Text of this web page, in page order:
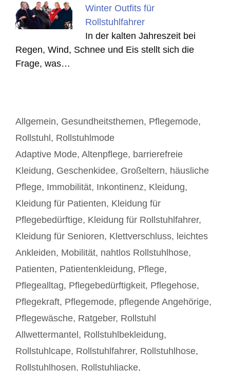
Winter Outfits für
Rollstuhlfahrer
In der kalten Jahreszeit bei
Regen, Wind, Schnee und Eis stellt sich die
Frage, was…
Kategorien
Allgemein, Gesundheitsthemen, Pflegemode,
Rollstuhl, Rollstuhlmode
Schlagwörter
Adaptive Mode, Altenpflege, barrierefreie
Kleidung, Geschenkidee, Großeltern, häusliche
Pflege, Immobilität, Inkontinenz, Kleidung,
Kleidung für Patienten, Kleidung für
Pflegebedürftige, Kleidung für Rollstuhlfahrer,
Kleidung für Senioren, Klettverschluss, leichtes
Ankleiden, Mobilität, nahtlos Rollstuhlhose,
Patienten, Patientenkleidung, Pflege,
Pflegealltag, Pflegebedürftigkeit, Pflegehose,
Pflegekraft, Pflegemode, pflegende Angehörige,
Pflegewäsche, Ratgeber, Rollstuhl
Allwettermantel, Rollstuhlbekleidung,
Rollstuhlcape, Rollstuhlfahrer, Rollstuhlhose,
Rollstuhlhosen, Rollstuhljacke,